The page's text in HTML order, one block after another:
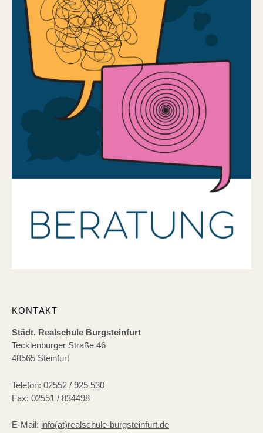
KONTAKT
Städt. Realschule Burgsteinfurt
Tecklenburger Straße 46
48565 Steinfurt
Telefon: 02552 / 925 530
Fax: 02551 / 834498
E-Mail: info(at)realschule-burgsteinfurt.de